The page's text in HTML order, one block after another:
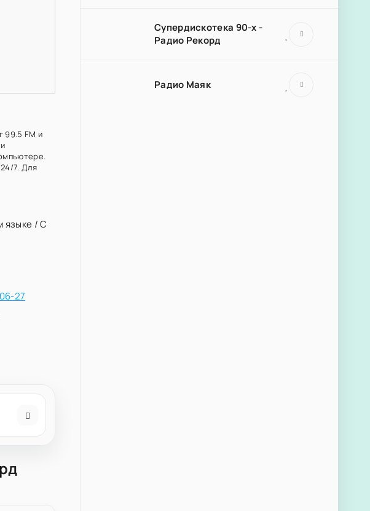
99.5 FM и
7. Для
языке /С
27
Супердискотека 90-х -
Радио Рекорд
Радио Маяк